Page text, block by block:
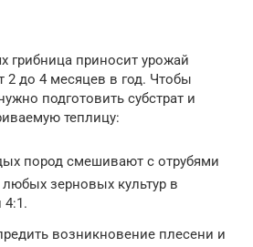
грибница приносит урожай
2 до 4 месяцев в год. Чтобы
подготовить субстрат и
теплицу:
пород смешивают с отрубями
зерновых культур в
возникновение плесени и